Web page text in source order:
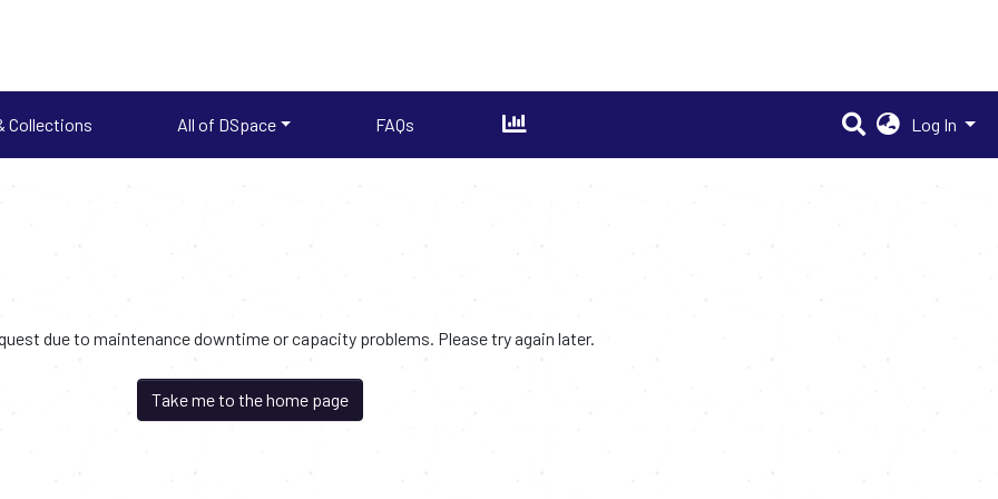
Collections All of DSpace FAQs Log In
due to maintenance downtime or capacity problems. Please try again later.
Take me to the home page